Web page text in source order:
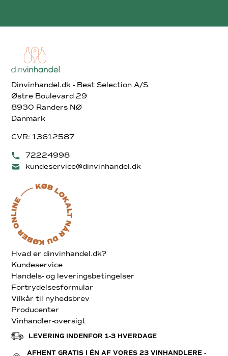
Dinvinhandel.dk - Best Selection A/S
Østre Boulevard 29
8930 Randers NØ
Danmark
CVR: 13612587
72224998
kundeservice@dinvinhandel.dk
Hvad er dinvinhandel.dk?
Kundeservice
Handels- og leveringsbetingelser
Fortrydelsesformular
Vilkår til nyhedsbrev
Producenter
Vinhandler-oversigt
LEVERING INDENFOR 1-3 HVERDAGE
AFHENT GRATIS I ÉN AF VORES 23 VINHANDLERE -